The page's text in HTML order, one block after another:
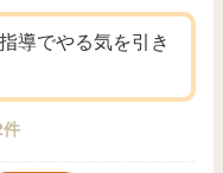
導でやる気を引き
件